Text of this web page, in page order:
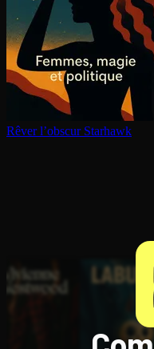
Rêver l’obscur Starhawk